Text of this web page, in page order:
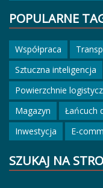
POPULARNE
Współpraca
Sztuczna inteligencja
Powierzchnie
Magazyn
Łańcuch
Inwestycja
E-
SZUKAJ NA